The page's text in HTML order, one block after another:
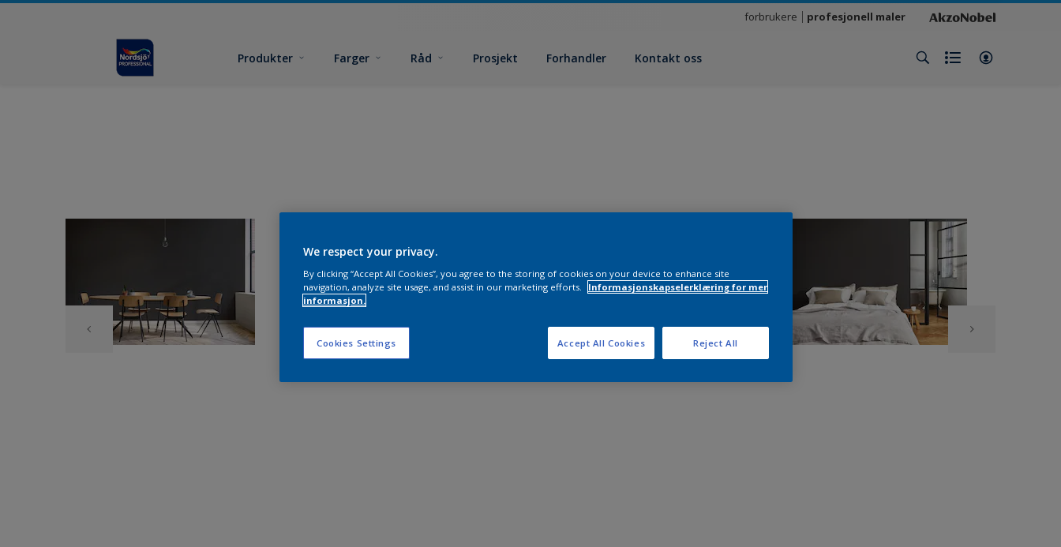
forbrukere profesjonell maler
Produkter Farger Råd Prosjekt Forhandler Kontakt oss
We respect your privacy.
By clicking “Accept All Cookies”, you agree to the storing of cookies on your device to enhance site
navigation, analyze site usage, and assist in our marketing efforts.
Informasjonskapselerklæring for mer
informasjon.
Cookies Settings Reject All
Accept All Cookies